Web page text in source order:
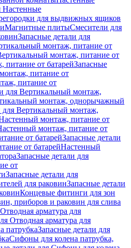
Настенные
для выдвижных ящиков
Магнитные плитыСмесители для
Запасные детали для
монтаж, питание от
монтаж, питание от
от батарейЗапасные
питание от
питание от
для Вертикальный монтаж,
монтаж, однорычажный
для Вертикальный монтаж,
монтаж, питание от
монтаж, питание от
от батарейЗапасные детали
от батарейНастенный
Запасные детали для
от
Запасные детали для
для раковинЗапасные детали
Концевые фитинги для зон
приборов и раковин для слива
Отводная арматура для
Отводная арматура для
патрубкаЗапасные детали для
Сифоны для колена патрубка,